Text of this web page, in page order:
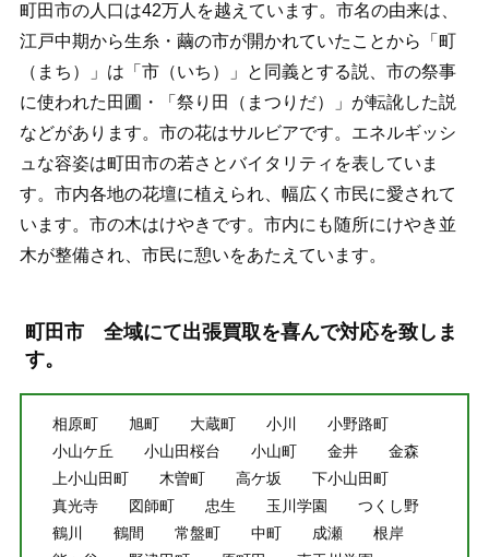
町田市の人口は42万人を越えています。市名の由来は、
江戸中期から生糸・繭の市が開かれていたことから「町
（まち）」は「市（いち）」と同義とする説、市の祭事
に使われた田圃・「祭り田（まつりだ）」が転訛した説
などがあります。市の花はサルビアです。エネルギッシ
ュな容姿は町田市の若さとバイタリティを表していま
す。市内各地の花壇に植えられ、幅広く市民に愛されて
います。市の木はけやきです。市内にも随所にけやき並
木が整備され、市民に憩いをあたえています。
町田市 全域にて出張買取を喜んで対応を致しま
す。
相原町 旭町 大蔵町 小川
小野路町
小山ケ丘
小山田桜台 小山町 金井
金森
上小山田町
木曽町 高ケ坂
下小山田町
真光寺
図師町 忠生 玉川学園
つくし野
鶴川
鶴間 常盤町 中町 成瀬
根岸